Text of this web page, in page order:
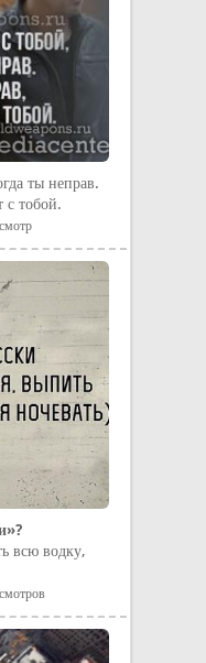
ты неправ.
с тобой.
всю водку,